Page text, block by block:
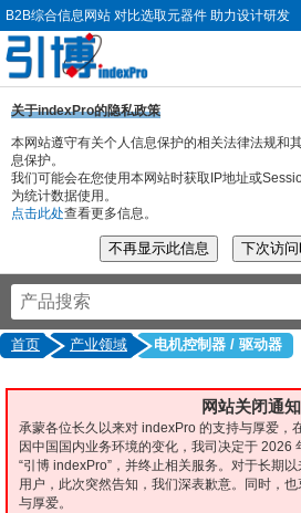
B2B综合信息网站 对比选取元器件 助力设计研发
关于indexPro的隐私政策
本网站遵守有关个人信息保护的相关法律法规和
息保护。
我们可能会在您使用本网站时获取IP地址或
为统计数据使用。
点击此处查看更多信息。
首页 产业领域 电机控制器 / 驱动器
网站关闭通知
承蒙各位长久以来对 indexPro 的支持与厚爱，
因中国国内业务环境的变化，我司决定于 2026
“引博 indexPro”，并终止相关服务。对于长期
用户，此次突然告知，我们深表歉意。同时，
与厚爱。